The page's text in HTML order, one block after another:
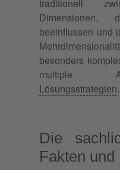
traditionell
Dimensionen,
beeinflussen und
besonders
multiple
Lösungsstrategien.
Die
Fakten und